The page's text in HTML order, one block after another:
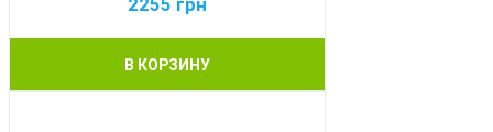
2255 грн
В КОРЗИНУ